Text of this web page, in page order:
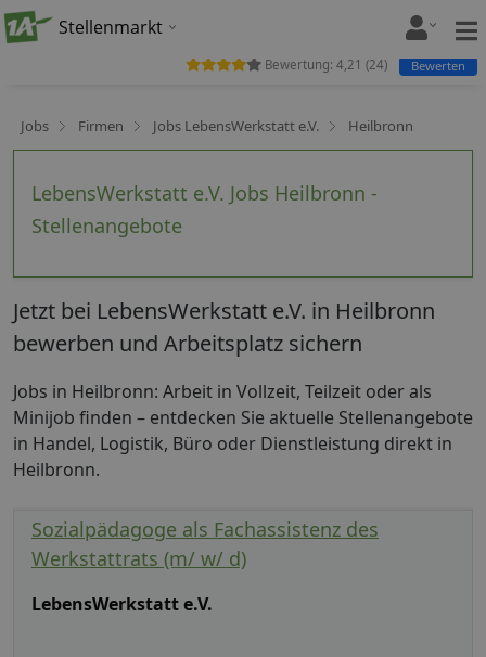
Stellenmarkt
Jobs Firmen Jobs LebensWerkstatt e.V. Heilbronn
LebensWerkstatt e.V. Jobs Heilbronn -
Stellenangebote
Bewertung: 4,21 (24) Bewerten
Jetzt bei LebensWerkstatt e.V. in Heilbronn
bewerben und Arbeitsplatz sichern
Jobs in Heilbronn: Arbeit in Vollzeit, Teilzeit oder als
Minijob finden – entdecken Sie aktuelle Stellenangebote
in Handel, Logistik, Büro oder Dienstleistung direkt in
Heilbronn.
Sozialpädagoge als Fachassistenz des
Werkstattrats (m/ w/ d)
LebensWerkstatt e.V.